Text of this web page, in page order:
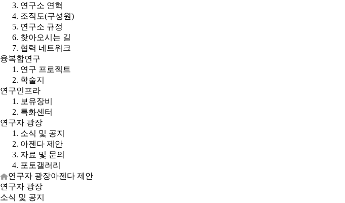
연구소 연혁
조직도(구성원)
연구소 규정
찾아오시는 길
협력 네트워크
융복합연구
연구 프로젝트
학술지
연구인프라
보유장비
특화센터
연구자 광장
소식 및 공지
아젠다 제안
자료 및 문의
포토갤러리
연구자 광장아젠다 제안
연구자 광장
소식 및 공지